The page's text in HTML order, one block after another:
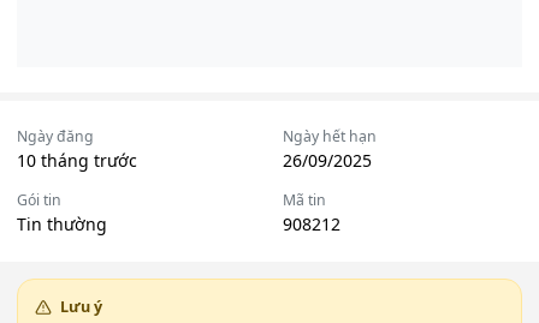
Ngày đăng
10 tháng trước
Ngày hết hạn
26/09/2025
Gói tin
Tin thường
Mã tin
908212
Lưu ý